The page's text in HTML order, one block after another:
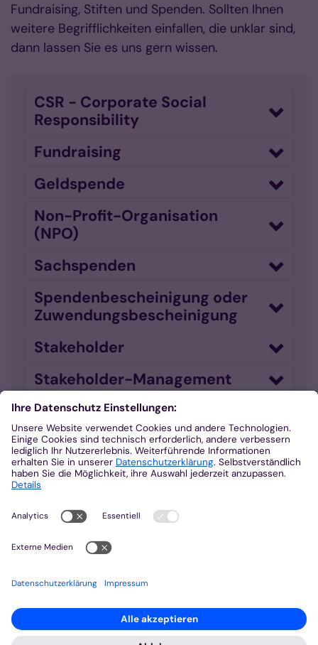
Fundraising, Stiften und Spenden. Sollten Ihnen
weitere Begrifflichkeiten einfallen, die unklar sind,
dann lassen Sie es uns gern wissen.
CSR - Corporate Social
Responsibility
Fundraising
Geldspende
Non-Profit-Organisation
(NPO)
Sachspenden
Spendenbescheinigung oder
Zuwendungsbescheinigung
Stakeholder
Stakeholder-Management
Stiftung gründen
Stiftungsfonds
Storytelling
Treuhandstiftung
Zeitspenden